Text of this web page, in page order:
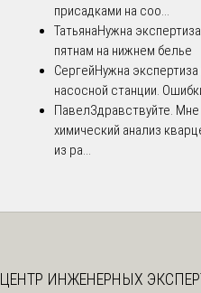
присадками на соо...
ТатьянаНужна
пятнам на нижнем белье
СергейНужна
насосной станции.
ПавелЗдравствуйте.
химический анализ
из ра...
ЦЕНТР ИНЖЕНЕРНЫХ